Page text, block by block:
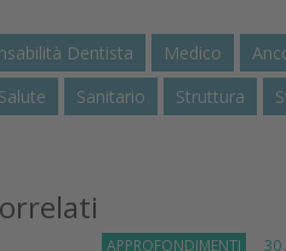
Dentista Medico
Salute Sanitario Struttura
APPROFONDIMENTI 30